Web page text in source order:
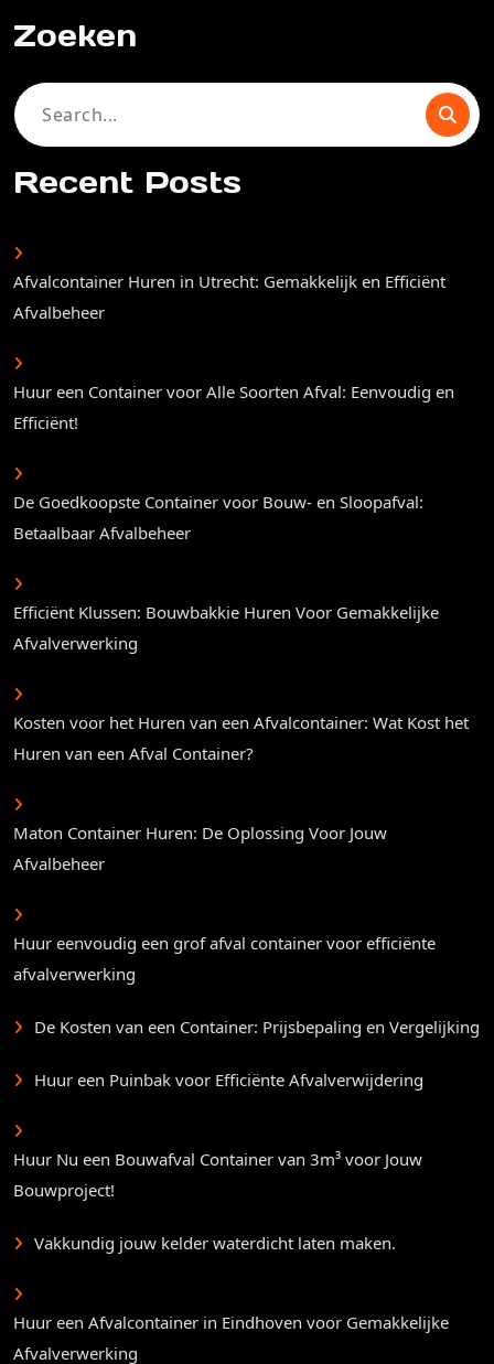
Zoeken
Search
Recent Posts
Afvalcontainer Huren in Utrecht: Gemakkelijk en Efficiënt
Afvalbeheer
Huur een Container voor Alle Soorten Afval: Eenvoudig en
Efficiënt!
De Goedkoopste Container voor Bouw- en Sloopafval:
Betaalbaar Afvalbeheer
Efficiënt Klussen: Bouwbakkie Huren Voor Gemakkelijke
Afvalverwerking
Kosten voor het Huren van een Afvalcontainer: Wat Kost het
Huren van een Afval Container?
Maton Container Huren: De Oplossing Voor Jouw
Afvalbeheer
Huur eenvoudig een grof afval container voor efficiënte
afvalverwerking
De Kosten van een Container: Prijsbepaling en Vergelijking
Huur een Puinbak voor Efficiënte Afvalverwijdering
Huur Nu een Bouwafval Container van 3m³ voor Jouw
Bouwproject!
Vakkundig jouw kelder waterdicht laten maken.
Huur een Afvalcontainer in Eindhoven voor Gemakkelijke
Afvalverwerking